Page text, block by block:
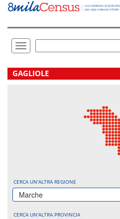
Vai
direttamente
Toggle
navigation
.
GAGLIOLE
CERCA UN'ALTRA REGIONE
Marche
CERCA UN'ALTRA PROVINCIA